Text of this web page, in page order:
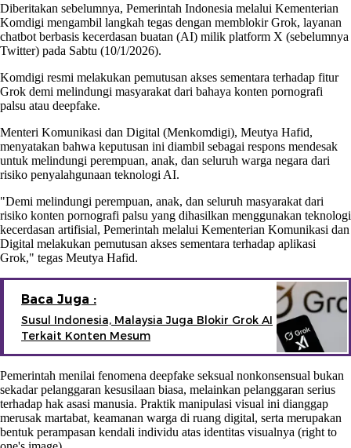
Diberitakan sebelumnya, Pemerintah Indonesia melalui Kementerian
Komdigi mengambil langkah tegas dengan memblokir Grok, layanan
chatbot berbasis kecerdasan buatan (AI) milik platform X (sebelumnya
Twitter) pada Sabtu (10/1/2026).
Komdigi resmi melakukan pemutusan akses sementara terhadap fitur
Grok demi melindungi masyarakat dari bahaya konten pornografi
palsu atau deepfake.
Menteri Komunikasi dan Digital (Menkomdigi), Meutya Hafid,
menyatakan bahwa keputusan ini diambil sebagai respons mendesak
untuk melindungi perempuan, anak, dan seluruh warga negara dari
risiko penyalahgunaan teknologi AI.
"Demi melindungi perempuan, anak, dan seluruh masyarakat dari
risiko konten pornografi palsu yang dihasilkan menggunakan teknologi
kecerdasan artifisial, Pemerintah melalui Kementerian Komunikasi dan
Digital melakukan pemutusan akses sementara terhadap aplikasi
Grok," tegas Meutya Hafid.
Baca Juga :
Susul Indonesia, Malaysia Juga Blokir Grok AI
Terkait Konten Mesum
Pemerintah menilai fenomena deepfake seksual nonkonsensual bukan
sekadar pelanggaran kesusilaan biasa, melainkan pelanggaran serius
terhadap hak asasi manusia. Praktik manipulasi visual ini dianggap
merusak martabat, keamanan warga di ruang digital, serta merupakan
bentuk perampasan kendali individu atas identitas visualnya (right to